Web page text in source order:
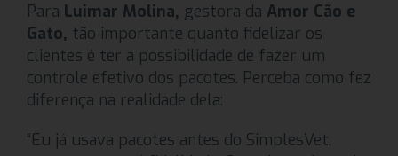
Para Luimar Molina, gestora da Amor Cão e
Gato, tão importante quanto fidelizar os
clientes é ter a possibilidade de fazer um
controle efetivo dos pacotes. Perceba como fez
diferença na realidade dela:
“Eu já usava pacotes antes do SimplesVet,